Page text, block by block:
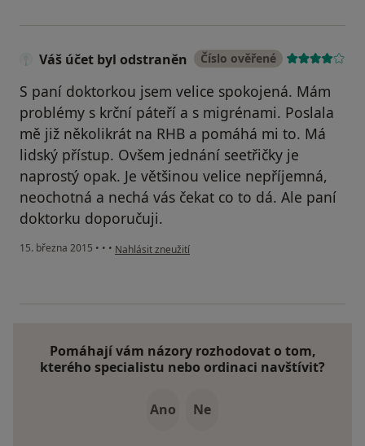
Váš účet byl odstraněn Číslo ověřené
S paní doktorkou jsem velice spokojená. Mám
problémy s krční páteří a s migrénami. Poslala
mě již několikrát na RHB a pomáhá mi to. Má
lidský přístup. Ovšem jednání seetřičky je
naprostý opak. Je většinou velice nepříjemná,
neochotná a nechá vás čekat co to dá. Ale paní
doktorku doporučuji.
15. března 2015 • • • podle názoru uživatele Váš účet byl odstraněn
Nahlásit zneužití
Pomáhají vám názory rozhodovat o tom,
kterého specialistu nebo ordinaci navštívit?
Ano Ne